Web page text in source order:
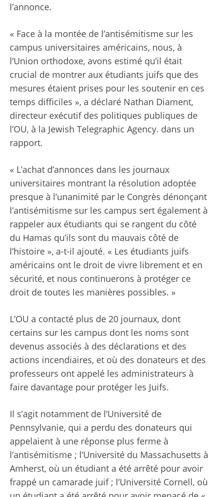
l’annonce.
« Face à la montée de l’antisémitisme sur les
campus universitaires américains, nous, à
l’Union orthodoxe, avons estimé qu’il était
crucial de montrer aux étudiants juifs que des
mesures étaient prises pour les soutenir en ces
temps difficiles », a déclaré Nathan Diament,
directeur exécutif des politiques publiques de
l’OU, à la Jewish Telegraphic Agency. dans un
rapport.
« L’achat d’annonces dans les journaux
universitaires montrant la résolution adoptée
presque à l’unanimité par le Congrès dénonçant
l’antisémitisme sur les campus sert également à
rappeler aux étudiants qui se rangent du côté
du Hamas qu’ils sont du mauvais côté de
l’histoire », a-t-il ajouté. « Les étudiants juifs
américains ont le droit de vivre librement et en
sécurité, et nous continuerons à protéger ce
droit de toutes les manières possibles. »
L’OU a contacté plus de 20 journaux, dont
certains sur les campus dont les noms sont
devenus associés à des déclarations et des
actions incendiaires, et où des donateurs et des
professeurs ont appelé les administrateurs à
faire davantage pour protéger les Juifs.
Il s’agit notamment de l’Université de
Pennsylvanie, qui a perdu des donateurs qui
appelaient à une réponse plus ferme à
l’antisémitisme ; l’Université du Massachusetts à
Amherst, où un étudiant a été arrêté pour avoir
frappé un camarade juif ; l’Université Cornell, où